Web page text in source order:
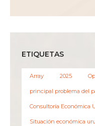
ETIQUETAS
Array 2025
principal problema del
Consultoría Económica
Situación económica